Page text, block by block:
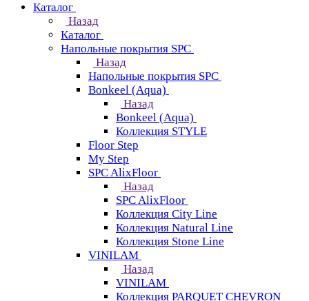
Каталог
Назад
Каталог
Напольные покрытия SPC
Назад
Напольные покрытия SPC
Bonkeel (Aqua)
Назад
Bonkeel (Aqua)
Коллекция STYLE
Floor Step
My Step
SPC AlixFloor
Назад
SPC AlixFloor
Коллекция City Line
Коллекция Natural Line
Коллекция Stone Line
VINILAM
Назад
VINILAM
Коллекция PARQUET CHEVRON